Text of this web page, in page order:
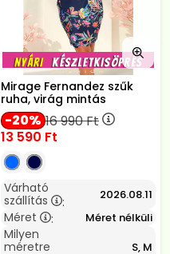
Mirage Fernandez szűk
ruha, virág mintás
20 16 990Ft
13 590 Ft
Várható
szállítás
: 2026.08.11
Méret : Méret nélküli
Milyen
méretre
S, M